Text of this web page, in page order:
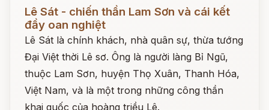
Lê Sát - chiến thần Lam Sơn và cái kết
đầy oan nghiệt
Lê Sát là chính khách, nhà quân sự, thừa tướng
Đại Việt thời Lê sơ. Ông là người làng Bỉ Ngũ,
thuộc Lam Sơn, huyện Thọ Xuân, Thanh Hóa,
Việt Nam, và là một trong những công thần
khai quốc của hoàng triều Lê.